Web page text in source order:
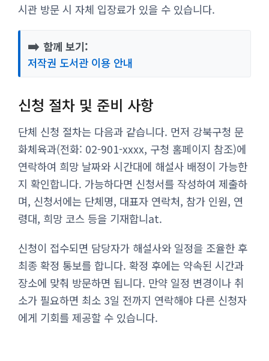
시관 방문 시 자체 입장료가 있을 수 있습니다.
➡️ 함께 보기:
저작권 도서관 이용 안내
신청 절차 및 준비 사항
단체 신청 절차는 다음과 같습니다. 먼저 강북구청 문
화체육과(전화: 02-901-xxxx, 구청 홈페이지 참조)에
연락하여 희망 날짜와 시간대에 해설사 배정이 가능한
지 확인합니다. 가능하다면 신청서를 작성하여 제출하
며, 신청서에는 단체명, 대표자 연락처, 참가 인원, 연
령대, 희망 코스 등을 기재합니at.
신청이 접수되면 담당자가 해설사와 일정을 조율한 후
최종 확정 통보를 합니다. 확정 후에는 약속된 시간과
장소에 맞춰 방문하면 됩니다. 만약 일정 변경이나 취
소가 필요하면 최소 3일 전까지 연락해야 다른 신청자
에게 기회를 제공할 수 있습니다.